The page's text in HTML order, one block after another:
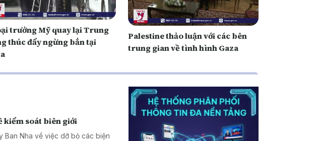
trưởng Mỹ quay lại Trung
thúc đẩy ngừng bắn tại
Palestine thảo luận với các bên
trung gian về tình hình Gaza
kiểm soát biên giới
Ban Nha về việc dỡ bỏ các biện